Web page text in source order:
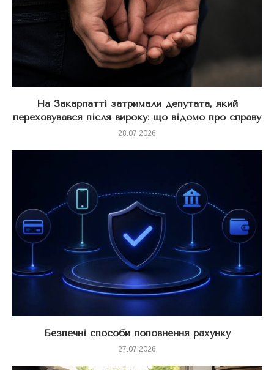
На Закарпатті затримали депутата, який
переховувався після вироку: що відомо про справу
28.07.2026
Безпечні способи поповнення рахунку
27.07.2026